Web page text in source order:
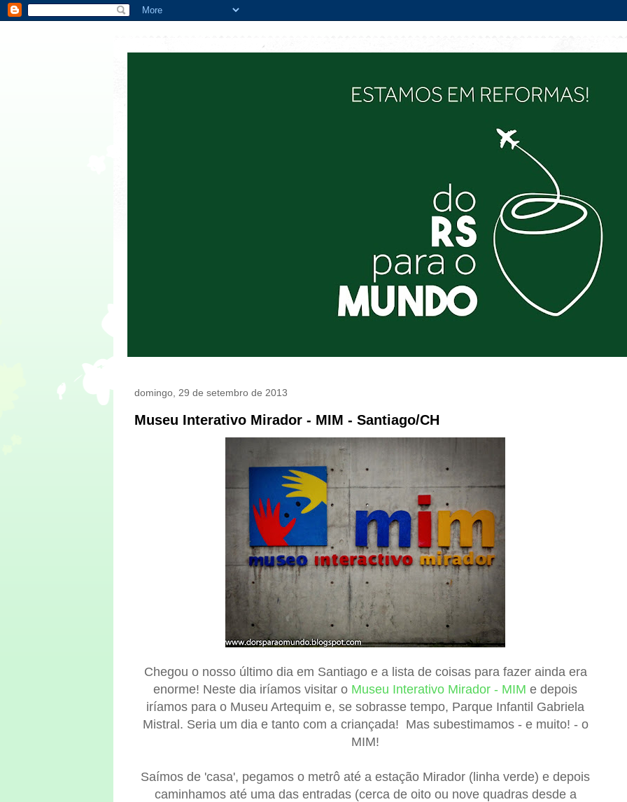
domingo, 29 de setembro de 2013
Museu Interativo Mirador - MIM - Santiago/CH
Chegou o nosso último dia em Santiago e a lista de coisas para fazer ainda era
enorme! Neste dia iríamos visitar o Museu Interativo Mirador - MIM e depois
iríamos para o Museu Artequim e, se sobrasse tempo, Parque Infantil Gabriela
Mistral. Seria um dia e tanto com a criançada! Mas subestimamos - e muito! - o
MIM!
Saímos de 'casa', pegamos o metrô até a estação Mirador (linha verde) e depois
caminhamos até uma das entradas (cerca de oito ou nove quadras desde a